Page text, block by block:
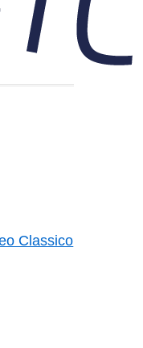
Classico